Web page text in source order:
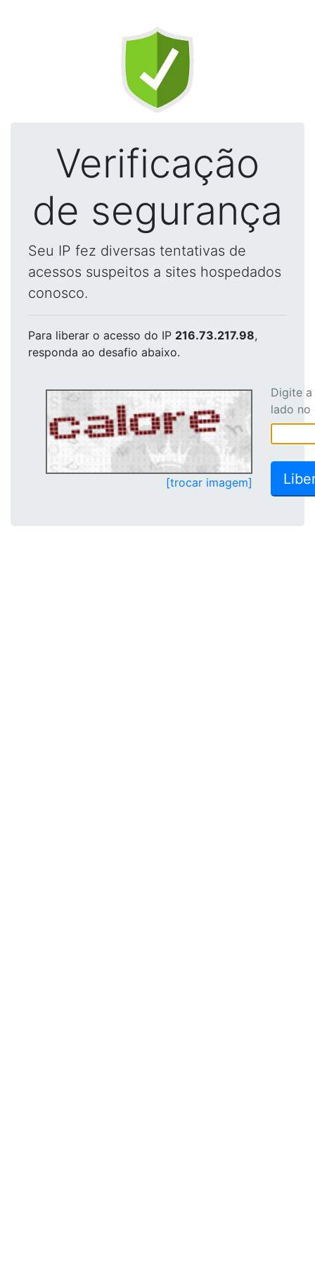
Verificação
de segurança
Seu IP fez diversas tentativas de
acessos suspeitos a sites hospedados
conosco.
Para liberar o acesso do IP 216.73.217.98,
responda ao desafio abaixo.
[trocar imagem]
Digite
lado no